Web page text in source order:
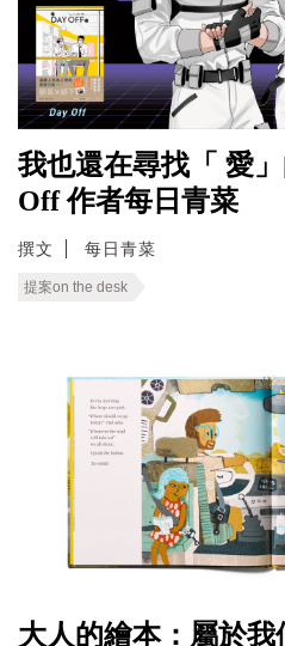
我也還在尋找「 愛
Off 作者每日青菜
撰文 每日青菜
提案on the desk
大人的繪本：屬於